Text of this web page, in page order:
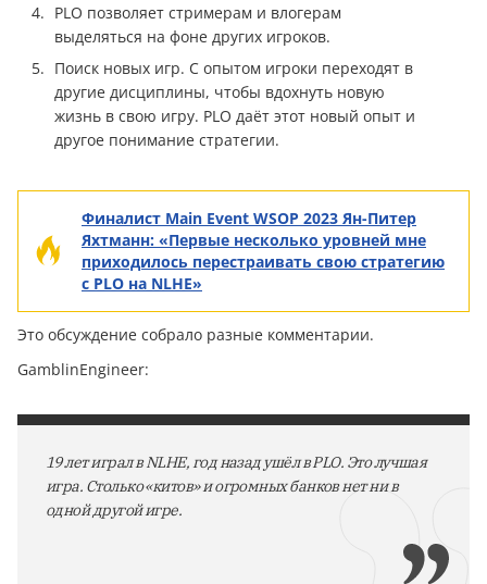
PLO позволяет стримерам и влогерам
выделяться на фоне других игроков.
Поиск новых игр. С опытом игроки переходят в
другие дисциплины, чтобы вдохнуть новую
жизнь в свою игру. PLO даёт этот новый опыт и
другое понимание стратегии.
Финалист Main Event WSOP 2023 Ян-Питер
Яхтманн: «Первые несколько уровней мне
приходилось перестраивать свою стратегию
с PLO на NLHE»
Это обсуждение собрало разные комментарии.
GamblinEngineer:
19 лет играл в NLHE, год назад ушёл в PLO. Это лучшая
игра. Столько «китов» и огромных банков нет ни в
одной другой игре.